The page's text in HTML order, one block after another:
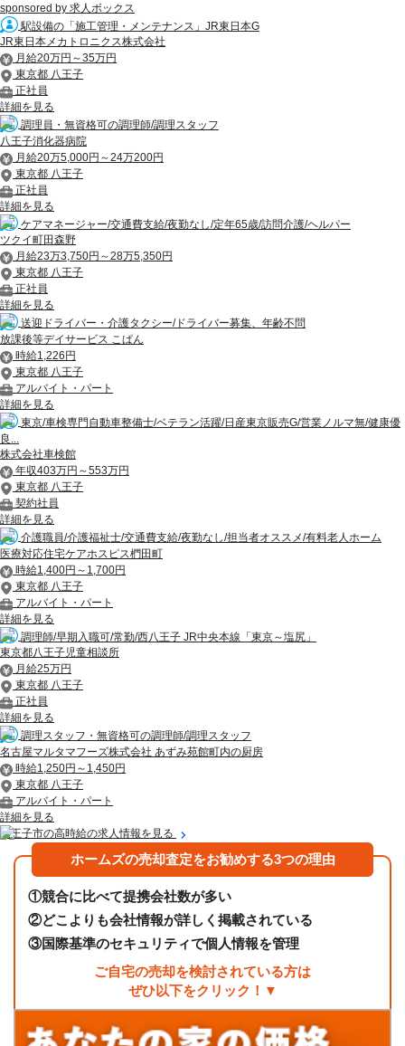
sponsored by 求人ボックス
駅設備の「施工管理・メンテナンス」JR東日本G
JR東日本メカトロニクス株式会社
月給20万円～35万円
東京都 八王子
正社員
詳細を見る
調理員・無資格可の調理師/調理スタッフ
八王子消化器病院
月給20万5,000円～24万200円
東京都 八王子
正社員
詳細を見る
ケアマネージャー/交通費支給/夜勤なし/定年65歳/訪問介護/ヘルパー
ツクイ町田森野
月給23万3,750円～28万5,350円
東京都 八王子
正社員
詳細を見る
送迎ドライバー・介護タクシー/ドライバー募集、年齢不問
放課後等デイサービス こぱん
時給1,226円
東京都 八王子
アルバイト・パート
詳細を見る
東京/車検専門自動車整備士/ベテラン活躍/日産東京販売G/営業ノルマ無/健康優
良...
株式会社車検館
年収403万円～553万円
東京都 八王子
契約社員
詳細を見る
介護職員/介護福祉士/交通費支給/夜勤なし/担当者オススメ/有料老人ホーム
医療対応住宅ケアホスピス椚田町
時給1,400円～1,700円
東京都 八王子
アルバイト・パート
詳細を見る
調理師/早期入職可/常勤/西八王子 JR中央本線「東京～塩尻」
東京都八王子児童相談所
月給25万円
東京都 八王子
正社員
詳細を見る
調理スタッフ・無資格可の調理師/調理スタッフ
名古屋マルタマフーズ株式会社 あずみ苑館町内の厨房
時給1,250円～1,450円
東京都 八王子
アルバイト・パート
詳細を見る
八王子市の高時給の求人情報を見る
ホームズの売却査定をお勧めする3つの理由
①競合に比べて提携会社数が多い
②どこよりも会社情報が詳しく掲載されている
③国際基準のセキュリティで個人情報を管理
ご自宅の売却を検討されている方は
ぜひ以下をクリック！▼